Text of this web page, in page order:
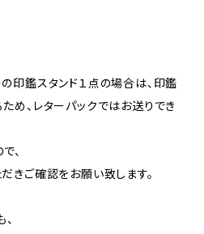
印鑑スタンド１点の場合は、印鑑
め、レターパックではお送りでき
、
きご確認をお願い致します。